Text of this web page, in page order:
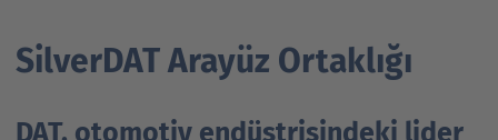
SilverDAT Arayüz Ortaklığı
DAT, otomotiv endüstrisindeki lider